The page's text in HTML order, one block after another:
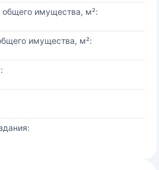
имущества, м²:
имущества, м²: